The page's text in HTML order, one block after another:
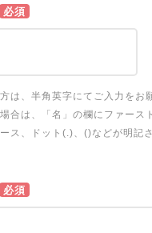
必須
は、半角英字にてご入力をお
合は、「名」の欄にファース
ス、ドット(.)、()などが明記
必須